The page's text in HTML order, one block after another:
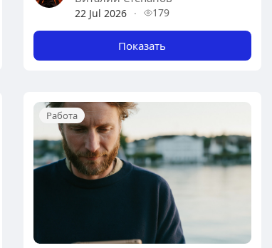
22 Jul 2026 · 179
Показать
Работа